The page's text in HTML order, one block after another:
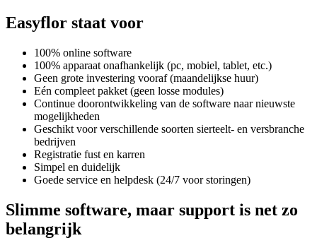
Easyflor staat voor
100% online software
100% apparaat onafhankelijk (pc, mobiel, tablet, etc.)
Geen grote investering vooraf (maandelijkse huur)
Eén compleet pakket (geen losse modules)
Continue doorontwikkeling van de software naar nieuwste
mogelijkheden
Geschikt voor verschillende soorten sierteelt- en versbranche
bedrijven
Registratie fust en karren
Simpel en duidelijk
Goede service en helpdesk (24/7 voor storingen)
Slimme software, maar support is net zo
belangrijk